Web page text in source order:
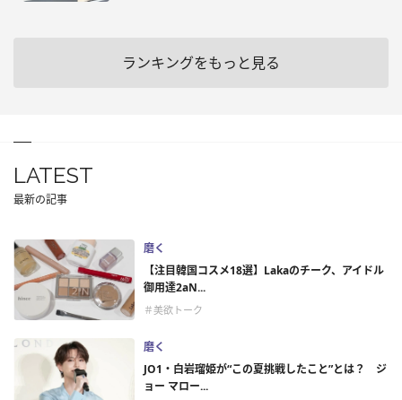
ランキングをもっと見る
LATEST
最新の記事
磨く
【注目韓国コスメ18選】Lakaのチーク、アイドル
御用達2aN...
＃美欲トーク
磨く
JO1・白岩瑠姫が“この夏挑戦したこと”とは？ ジ
ョー マロー...